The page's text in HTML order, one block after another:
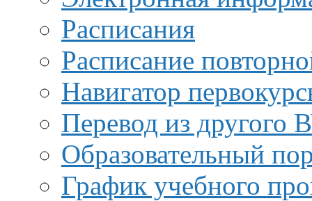
Расписания
Расписание
Навигатор
Перевод из другого
Образовательный
График учебного